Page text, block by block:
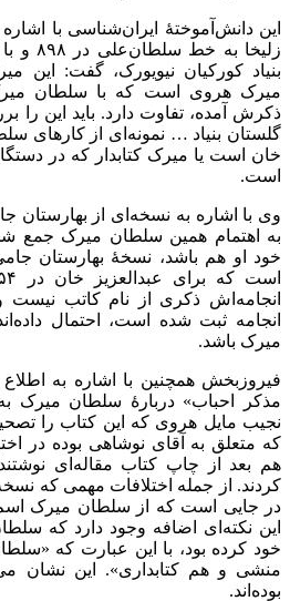
این دانش‌آموختۀ ایران‌شناسی با
زلیخا
بنیاد کورکیان نیویورک، گفت: این
میرک هروی است که با سلطان
ذکرش آمده، تفاوت دارد. باید این را
گلستان بنیاد … نمونه‌ای از کارهای
خان است یا میرک کتابدار که در
است.
وی با اشاره به نسخه‌ای از
به اهتمام همین سلطان میرک جمع
خود او هم باشد، نسخۀ بهارستان
انجامه‌اش ذکری از نام کاتب
انجامه ثبت شده است، احتمال
میرک باشد.
فیروزبخش همچنین با اشاره به
مذکر احباب» دربارۀ سلطان میرک
نجیب مایل هروی که این کتاب را
که متعلق به آقای نوشاهی بوده در
هم بعد از چاپ کتاب مقاله‌ای
کردند. از جمله اختلافات مهمی که
در جایی است که از سلطان میرک
این نکته‌ای اضافه وجود دارد که
خود کرده بود، با این عبارت که
منشی و هم کتابداری». این نشان
بوده‌اند.